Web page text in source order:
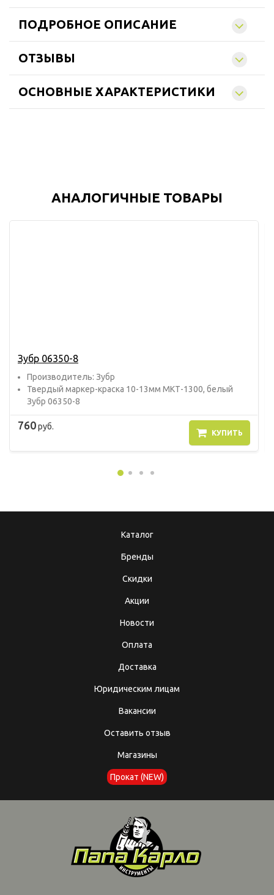
ПОДРОБНОЕ ОПИСАНИЕ
ОТЗЫВЫ
ОСНОВНЫЕ ХАРАКТЕРИСТИКИ
АНАЛОГИЧНЫЕ ТОВАРЫ
Зубр 06350-8
Прoизвoдитель: Зубр
Твердый маркер-краска 10-13мм МКТ-1300, белый
Зубр 06350-8
760руб.
КУПИТЬ
Каталог
Бренды
Скидки
Акции
Новости
Оплата
Доставка
Юридическим лицам
Вакансии
Оставить отзыв
Магазины
Прокат (NEW)